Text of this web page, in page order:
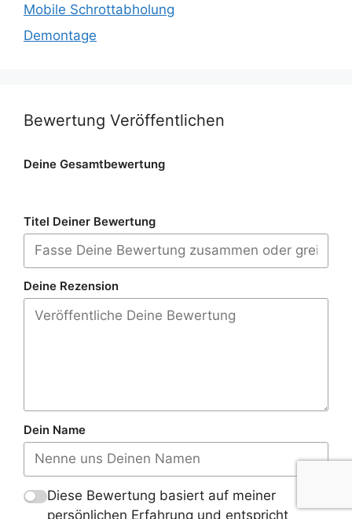
Mobile Schrottabholung
Demontage
Bewertung Veröffentlichen
Deine Gesamtbewertung
Titel Deiner Bewertung
Deine Rezension
Dein Name
Diese Bewertung basiert auf meiner
persönlichen Erfahrung und entspricht